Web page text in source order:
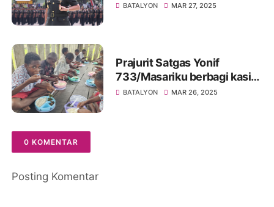
Secaba Jember
BATALYON MAR 27, 2025
Prajurit Satgas Yonif
733/Masariku berbagi kasih
dengan membagikan Makan
BATALYON MAR 26, 2025
0 KOMENTAR
Posting Komentar